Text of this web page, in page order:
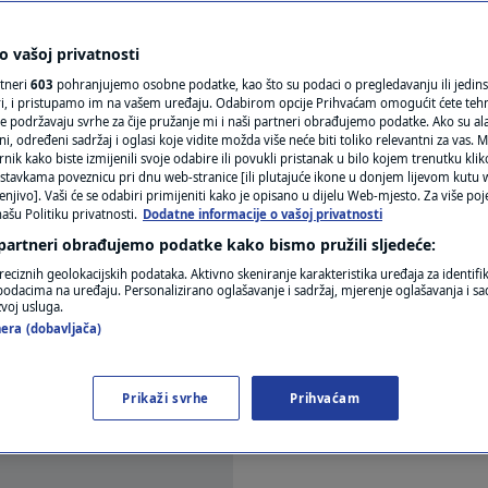
N1(DIS)INFO
FOTO
VIDEO
poput
| 0 komentara
krovopokrivača ili keramičara,
obrtima i poduzećima licencirane
kukaju za zidarima, tesarima, armiračima...
vašoj privatnosti
603 pohranjujemo osobne podatke, kao što su podaci o pregledavanju ili
i pristupamo im na vašem uređaju. Odabirom opcije Prihvaćam omogućit ćete
podržavaju svrhe za čije pružanje mi i naši partneri obrađujemo podatke. Ako su
određeni sadržaj i oglasi koje vidite možda više neće biti toliko relevantni za vas.
kako biste izmijenili svoje odabire ili povukli pristanak u bilo kojem trenutku
poveznicu pri dnu web-stranice [ili plutajuće ikone u donjem lijevom kutu
Vaši će se odabiri primijeniti kako je opisano u dijelu Web-mjesto. Za više
Politiku privatnosti. Dodatne informacije o vašoj privatnosti
obrađujemo podatke kako bismo pružili sljedeće:
geolokacijskih podataka. Aktivno skeniranje karakteristika uređaja za
na uređaju. Personalizirano oglašavanje i sadržaj, mjerenje oglašavanja i
usluga.
(dobavljača)
Prikaži svrhe Prihvaćam